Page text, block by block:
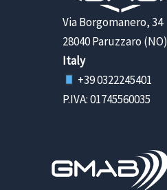
Via Borgomanero, 34
28040 Paruzzaro (NO)
Italy
+39 0322245401
P.IVA: 01745560035